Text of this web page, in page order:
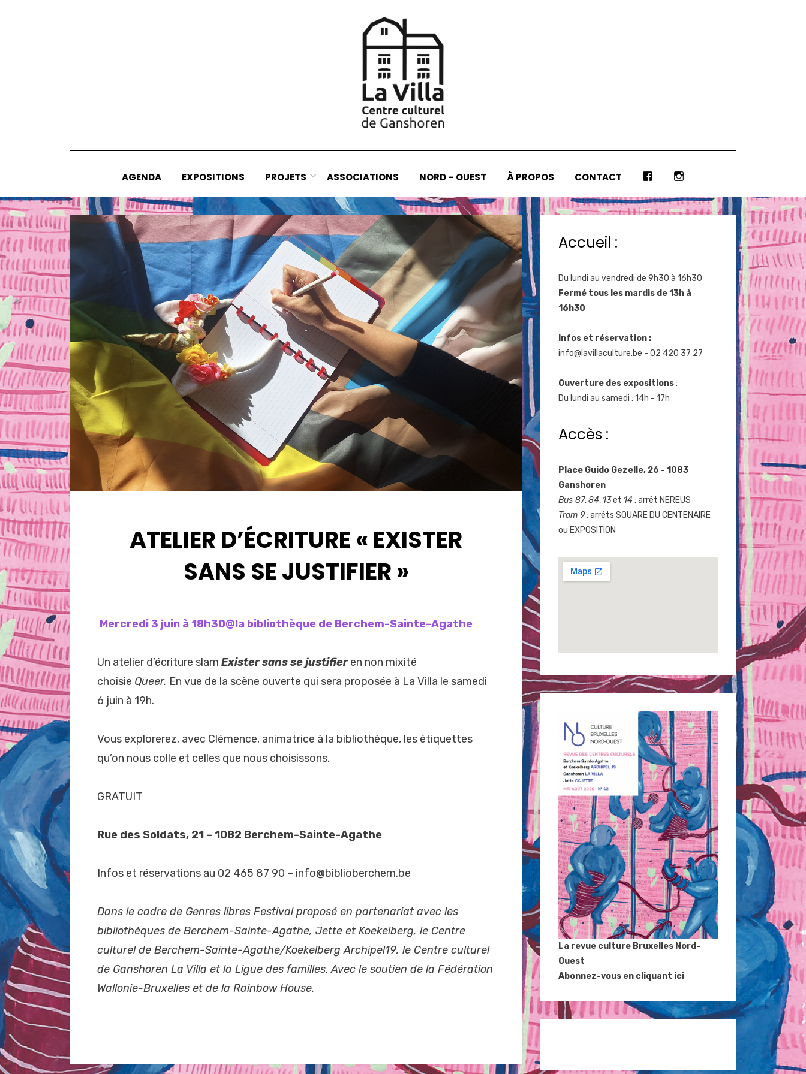
AGENDA EXPOSITIONS PROJETS ASSOCIATIONS NORD – OUEST À PROPOS CONTACT
S
ATELIER D’ÉCRITURE « EXISTER
SANS SE JUSTIFIER »
Mercredi 3 juin à 18h30@la bibliothèque de Berchem-Sainte-Agathe
Un atelier d’écriture slam Exister sans se justifieren non mixité
choisie Queer. En vue de la scène ouverte qui sera proposée à La Villa le samedi
6 juin à 19h.
Vous explorerez, avec Clémence, animatrice à la bibliothèque, les étiquettes
qu’on nous colle et celles que nous choisissons.
GRATUIT
Rue des Soldats, 21 – 1082 Berchem-Sainte-Agathe
Infos et réservations au 02 465 87 90 – info@biblioberchem.be
Dans le cadre de Genres libres Festival proposé en partenariat avec les
bibliothèques de Berchem-Sainte-Agathe, Jette et Koekelberg, le Centre
culturel de Berchem-Sainte-Agathe/Koekelberg Archipel19, le Centre culturel
de Ganshoren La Villa et la Ligue des familles. Avec le soutien de la Fédération
Wallonie-Bruxelles et de la Rainbow House.
Accueil :
Du lundi au vendredi de 9h30 à 16h30
Fermé tous les mardis de 13h à
16h30
Infos et réservation :
info@lavillaculture.be - 02 420 37 27
Ouverture des expositions:
Du lundi au samedi : 14h - 17h
Accès :
Place Guido Gezelle, 26 - 1083
Ganshoren
Bus 87,84, 13et 14 : arrêt NEREUS
Tram 9: arrêts SQUARE DU CENTENAIRE
ou EXPOSITION
La revue culture Bruxelles Nord-
Ouest
Abonnez-vous en cliquant ici